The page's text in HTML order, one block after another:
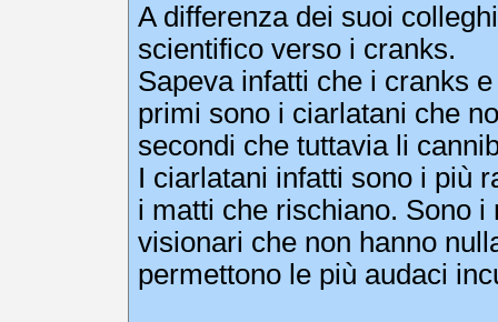
A differenza dei suoi
scientifico verso i cranks.
Sapeva infatti che i cranks
primi sono i ciarlatani che
secondi che tuttavia li
I ciarlatani infatti sono i più
i matti che rischiano. Sono
visionari che non hanno
permettono le più audaci